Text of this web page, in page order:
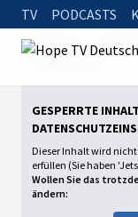
TV PODCASTS
Startseite
Wasserhaushalt
GESPERRTE
Dieser Inhalt wird
erfüllen (Sie haben
Wollen Sie das
ändern: